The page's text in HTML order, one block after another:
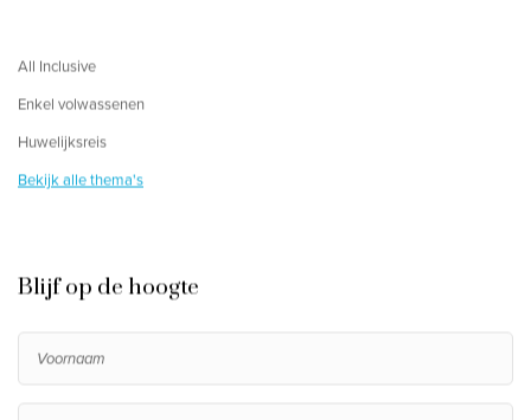
All Inclusive
Enkel volwassenen
Huwelijksreis
Bekijk alle thema's
Blijf op de hoogte